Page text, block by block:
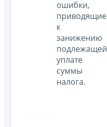
ошибки,
приводящие
к
занижению
подлежащей
уплате
суммы
налога.